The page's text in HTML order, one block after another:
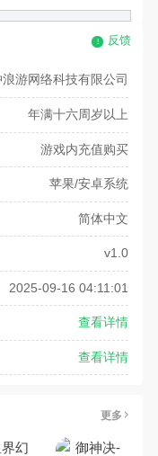
反馈
游网络科技有限公司
年满十六周岁以上
游戏内充值购买
苹果/安卓系统
简体中文
v1.0
2025-09-16 04:11:01
查看详情
查看详情
更多